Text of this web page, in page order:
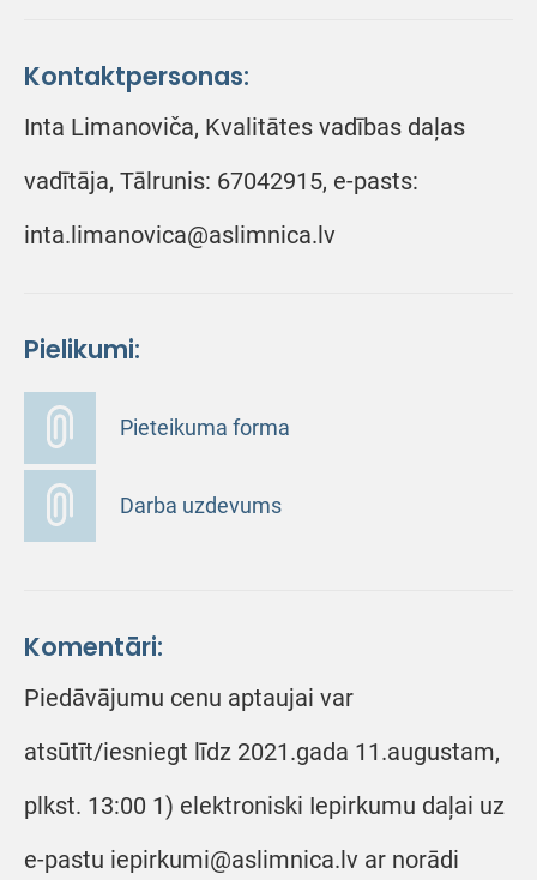
Kontaktpersonas:
Inta Limanoviča, Kvalitātes vadības daļas
vadītāja, Tālrunis: 67042915, e-pasts:
inta.limanovica@aslimnica.lv
Pielikumi:
Pieteikuma forma
Darba uzdevums
Komentāri:
Piedāvājumu cenu aptaujai var
atsūtīt/iesniegt līdz 2021.gada 11.augustam,
plkst. 13:00 1) elektroniski Iepirkumu daļai uz
e-pastu iepirkumi@aslimnica.lv ar norādi